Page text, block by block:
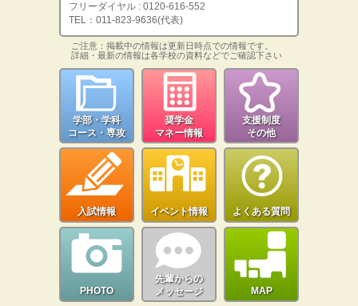
フリーダイヤル : 0120-616-552
TEL：011-823-9636(代表)
ご注意：掲載中の情報は更新日時点での情報です。
詳細・最新の情報は各学校の資料などでご確認下さい
学部・学科
コース・専攻
奨学金
マネー情報
支援制度
その他
入試情報 イベント情報 よくある質問
PHOTO
先輩からの
メッセージ
MAP